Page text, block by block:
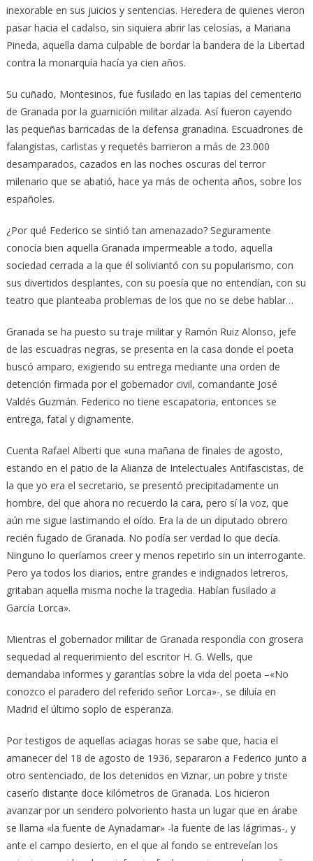
inexorable en sus juicios y sentencias. Heredera de quienes vieron
pasar hacia el cadalso, sin siquiera abrir las celosías, a Mariana
Pineda, aquella dama culpable de bordar la bandera de la Libertad
contra la monarquía hacía ya cien años.
Su cuñado, Montesinos, fue fusilado en las tapias del cementerio
de Granada por la guarnición militar alzada. Así fueron cayendo
las pequeñas barricadas de la defensa granadina. Escuadrones de
falangistas, carlistas y requetés barrieron a más de 23.000
desamparados, cazados en las noches oscuras del terror
milenario que se abatió, hace ya más de ochenta años, sobre los
españoles.
¿Por qué Federico se sintió tan amenazado? Seguramente
conocía bien aquella Granada impermeable a todo, aquella
sociedad cerrada a la que él soliviantó con su popularismo, con
sus divertidos desplantes, con su poesía que no entendían, con su
teatro que planteaba problemas de los que no se debe hablar…
Granada se ha puesto su traje militar y Ramón Ruiz Alonso, jefe
de las escuadras negras, se presenta en la casa donde el poeta
buscó amparo, exigiendo su entrega mediante una orden de
detención firmada por el gobernador civil, comandante José
Valdés Guzmán. Federico no tiene escapatoria, entonces se
entrega, fatal y dignamente.
Cuenta Rafael Alberti que «una mañana de finales de agosto,
estando en el patio de la Alianza de Intelectuales Antifascistas, de
la que yo era el secretario, se presentó precipitadamente un
hombre, del que ahora no recuerdo la cara, pero sí la voz, que
aún me sigue lastimando el oído. Era la de un diputado obrero
recién fugado de Granada. No podía ser verdad lo que decía.
Ninguno lo queríamos creer y menos repetirlo sin un interrogante.
Pero ya todos los diarios, entre grandes e indignados letreros,
gritaban aquella misma noche la tragedia. Habían fusilado a
García Lorca».
Mientras el gobernador militar de Granada respondía con grosera
sequedad al requerimiento del escritor H. G. Wells, que
demandaba informes y garantías sobre la vida del poeta –«No
conozco el paradero del referido señor Lorca»-, se diluía en
Madrid el último soplo de esperanza.
Por testigos de aquellas aciagas horas se sabe que, hacia el
amanecer del 18 de agosto de 1936, separaron a Federico junto a
otro sentenciado, de los detenidos en Viznar, un pobre y triste
caserío distante doce kilómetros de Granada. Los hicieron
avanzar por un sendero polvoriento hasta un lugar que en árabe
se llama «la fuente de Aynadamar» -la fuente de las lágrimas-, y
ante el campo desierto, en el que al fondo se entreveían los